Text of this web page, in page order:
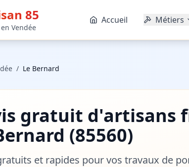
85
Vendée
Accueil Métiers
/ Le Bernard
gratuit d'artisans
(85560)
et rapides pour vos travaux de